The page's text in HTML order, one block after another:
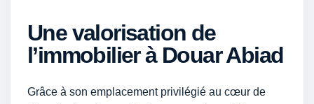
Une valorisation de
l’immobilier à Douar Abiad
Grâce à son emplacement privilégié au cœur de